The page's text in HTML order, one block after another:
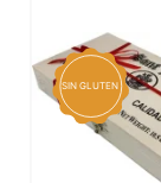
SIN GLUTEN